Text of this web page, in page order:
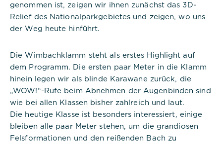
genommen ist, zeigen wir ihnen zunächst das 3D-
Relief des Nationalparkgebietes und zeigen, wo uns
der Weg heute hinführt.
Die Wimbachklamm steht als erstes Highlight auf
dem Programm. Die ersten paar Meter in die Klamm
hinein legen wir als blinde Karawane zurück, die
„WOW!“-Rufe beim Abnehmen der Augenbinden sind
wie bei allen Klassen bisher zahlreich und laut.
Die heutige Klasse ist besonders interessiert, einige
bleiben alle paar Meter stehen, um die grandiosen
Felsformationen und den reißenden Bach zu